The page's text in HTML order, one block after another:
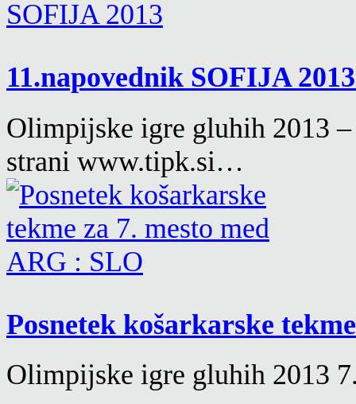
11.napovednik SOFIJA
Olimpijske igre gluhih 2013
strani www.tipk.si…
Posnetek košarkarske
Olimpijske igre gluhih 2013